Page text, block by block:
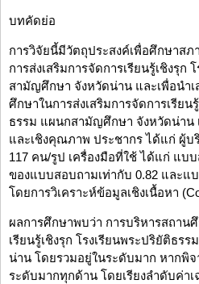
บทคัดย่อ
การวิจัยนี้มีวัตถุประสงค์เพื่อศึกษาส
การส่งเสริมการจัดการเรียนรู้เชิงรุก
สามัญศึกษา จังหวัดน่าน และเพื่อนำ
ศึกษาในการส่งเสริมการจัดการเรียน
ธรรม แผนกสามัญศึกษา จังหวัดน่าน
และเชิงคุณภาพ ประชากร ได้แก่ ผู้บ
117 คน/รูป เครื่องมือที่ใช้ ได้แก่ แบ
ของแบบสอบถามเท่ากับ 0.82 และ
โดยการวิเคราะห์ข้อมูลเชิงเนื้อหา
ผลการศึกษาพบว่า การบริหารสถาน
เรียนรู้เชิงรุก โรงเรียนพระปริยัติธ
น่าน โดยรวมอยู่ในระดับมาก หากพิ
ระดับมากทุกด้าน โดยเรียงลำดับค่า